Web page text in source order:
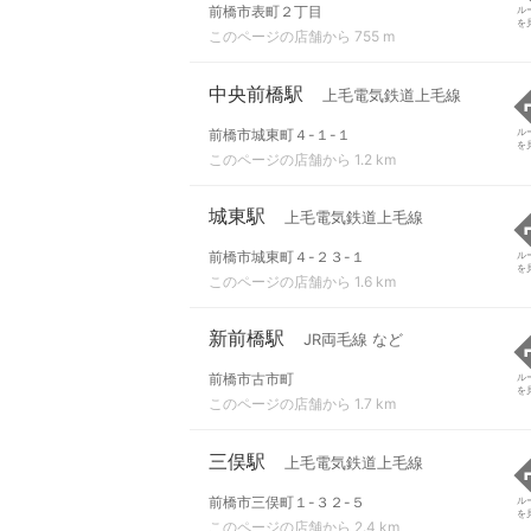
前橋市表町２丁目
このページの店舗から 755 m
ル
を
中央前橋駅 上毛電気鉄道上毛線
前橋市城東町４-１-１
このページの店舗から 1.2 km
ル
を
城東駅 上毛電気鉄道上毛線
前橋市城東町４-２３-１
このページの店舗から 1.6 km
ル
を
新前橋駅 JR両毛線 など
前橋市古市町
このページの店舗から 1.7 km
ル
を
三俣駅 上毛電気鉄道上毛線
前橋市三俣町１-３２-５
このページの店舗から 2.4 km
ル
を